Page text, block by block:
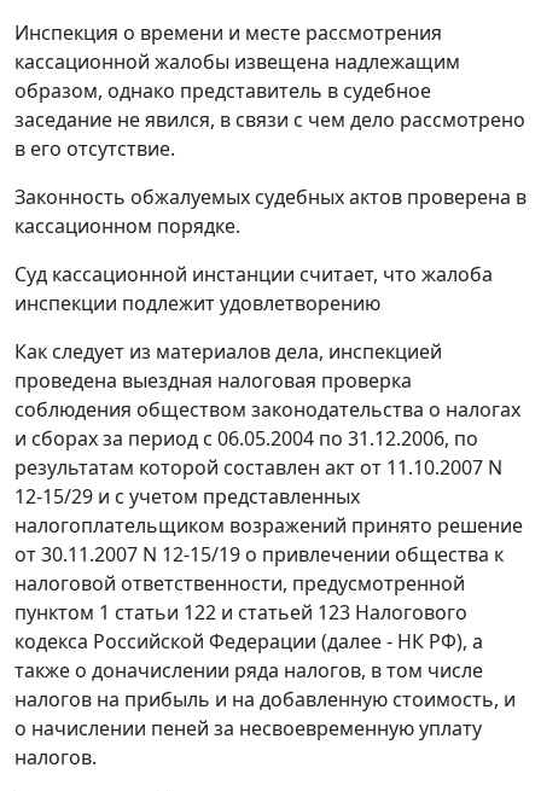
Инспекция о времени и месте рассмотрения
кассационной жалобы извещена надлежащим
образом, однако представитель в судебное
заседание не явился, в связи с чем дело рассмотрено
в его отсутствие.
Законность обжалуемых судебных актов проверена в
кассационном порядке.
Суд кассационной инстанции считает, что жалоба
инспекции подлежит удовлетворению
Как следует из материалов дела, инспекцией
проведена выездная налоговая проверка
соблюдения обществом законодательства о налогах
и сборах за период с 06.05.2004 по 31.12.2006, по
результатам которой составлен акт от 11.10.2007 N
12-15/29 и с учетом представленных
налогоплательщиком возражений принято решение
от 30.11.2007 N 12-15/19 о привлечении общества к
налоговой ответственности, предусмотренной
пунктом 1 статьи 122 и статьей 123 Налогового
кодекса Российской Федерации (далее - НК РФ), а
также о доначислении ряда налогов, в том числе
налогов на прибыль и на добавленную стоимость, и
о начислении пеней за несвоевременную уплату
налогов.